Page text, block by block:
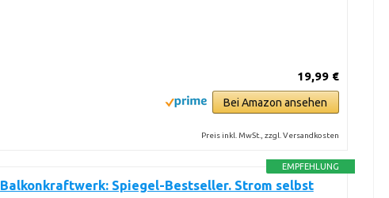
19,99 €
Bei Amazon ansehen
Preis inkl. MwSt., zzgl. Versandkosten
EMPFEHLUNG
Balkonkraftwerk: Spiegel-Bestseller. Strom selbst